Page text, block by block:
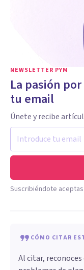
NEWSLETTER PYM
La pasión
tu email
Únete y recibe
Suscribiéndote
CÓMO CITAR
Al citar,